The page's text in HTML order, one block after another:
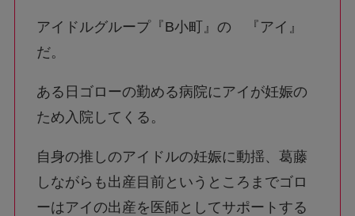
アイドルグループ『B小町』の 『アイ』
だ。
ある日ゴローの勤める病院にアイが妊娠の
ため入院してくる。
自身の推しのアイドルの妊娠に動揺、葛藤
しながらも出産目前というところまでゴロ
ーはアイの出産を医師としてサポートする